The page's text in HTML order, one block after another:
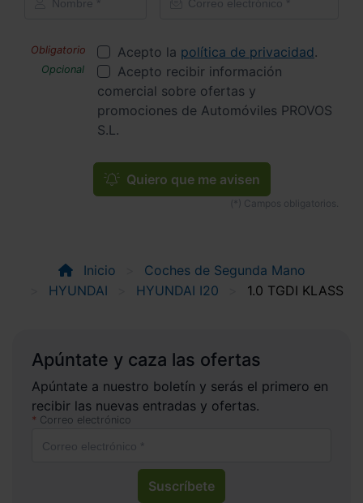
Acepto la política de privacidad.
Acepto recibir información
comercial sobre ofertas y
promociones de Automóviles PROVOS
S.L.
Quiero que me avisen
Inicio
Coches de Segunda Mano
HYUNDAI
HYUNDAI I20 1.0 TGDI KLASS
Apúntate y caza las ofertas
Apúntate a nuestro boletín y serás el primero en
recibir las nuevas entradas y ofertas.
Correo electrónico
Suscríbete